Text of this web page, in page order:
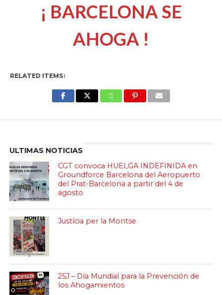
¡ BARCELONA SE
AHOGA !
RELATED ITEMS:
ULTIMAS NOTICIAS
CGT convoca HUELGA INDEFINIDA en
Groundforce Barcelona del Aeropuerto
del Prat-Barcelona a partir del 4 de
agosto
Justícia per la Montse
25J – Día Mundial para la Prevención de
los Ahogamientos